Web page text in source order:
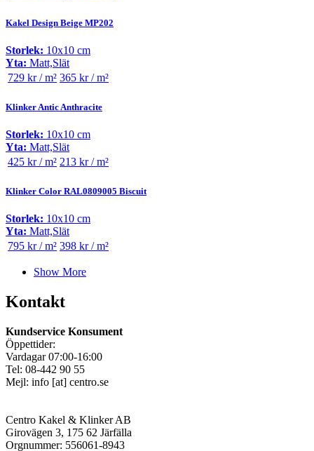
Kakel Design Beige MP202
Storlek: 10x10 cm
Yta: Matt,Slät
729 kr / m² 365 kr / m²
Klinker Antic Anthracite
Storlek: 10x10 cm
Yta: Matt,Slät
425 kr / m² 213 kr / m²
Klinker Color RAL0809005 Biscuit
Storlek: 10x10 cm
Yta: Matt,Slät
795 kr / m² 398 kr / m²
Show More
Kontakt
Kundservice Konsument
Öppettider:
Vardagar 07:00-16:00
Tel: 08-442 90 55
Mejl: info [at] centro.se
Centro Kakel & Klinker AB
Girovägen 3, 175 62 Järfälla
Orgnummer: 556061-8943